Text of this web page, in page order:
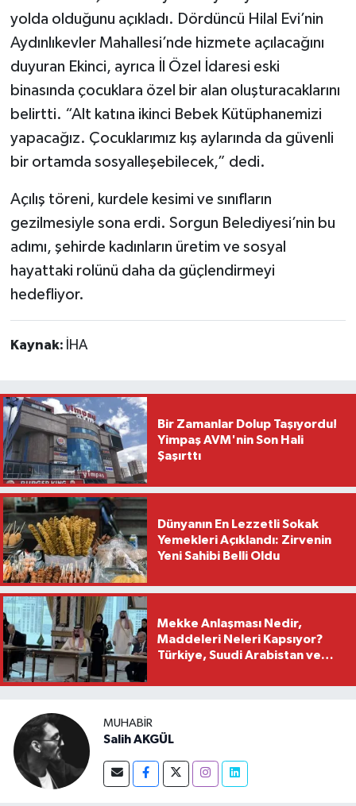
yolda olduğunu açıkladı. Dördüncü Hilal Evi’nin
Aydınlıkevler Mahallesi’nde hizmete açılacağını
duyuran Ekinci, ayrıca İl Özel İdaresi eski
binasında çocuklara özel bir alan oluşturacaklarını
belirtti. “Alt katına ikinci Bebek Kütüphanemizi
yapacağız. Çocuklarımız kış aylarında da güvenli
bir ortamda sosyalleşebilecek,” dedi.
Açılış töreni, kurdele kesimi ve sınıfların
gezilmesiyle sona erdi. Sorgun Belediyesi’nin bu
adımı, şehirde kadınların üretim ve sosyal
hayattaki rolünü daha da güçlendirmeyi
hedefliyor.
Kaynak: İHA
Bir Zamanlar Dolup Taşıyordu!
Yimpaş AVM'nin Son Hali
Şaşırttı
Dünyanın En Lezzetli Sokak
Yemekleri Açıklandı: Zirvenin
Yeni Sahibi Belli Oldu
Mekke Anlaşması Nedir,
Maddeleri Neleri Kapsıyor?
Türkiye, Suudi Arabistan ve
Detayları
MUHABIR
Salih AKGÜL